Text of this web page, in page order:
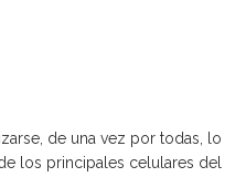
de una vez por todas, lo
los principales celulares del